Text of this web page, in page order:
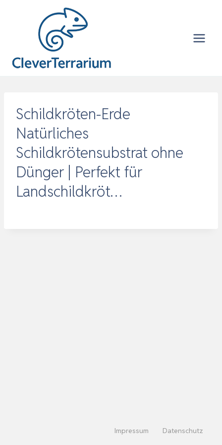
Schildkröten-Erde
Natürliches
Schildkrötensubstrat ohne
Dünger | Perfekt für
Landschildkröt…
Impressum Datenschutz